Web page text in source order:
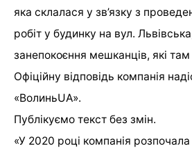
яка склалася у зв’язку з
робіт у будинку на вул.
занепокоєння мешканців, які
Офіційну відповідь компанія
«ВолиньUA».
Публікуємо текст без змін.
«У 2020 році компанія розпочала